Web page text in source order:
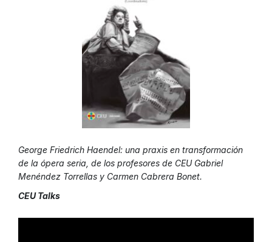
George Friedrich Haendel: una praxis en transformación
de la ópera seria, de los profesores de CEU Gabriel
Menéndez Torrellas y Carmen Cabrera Bonet.
CEU Talks